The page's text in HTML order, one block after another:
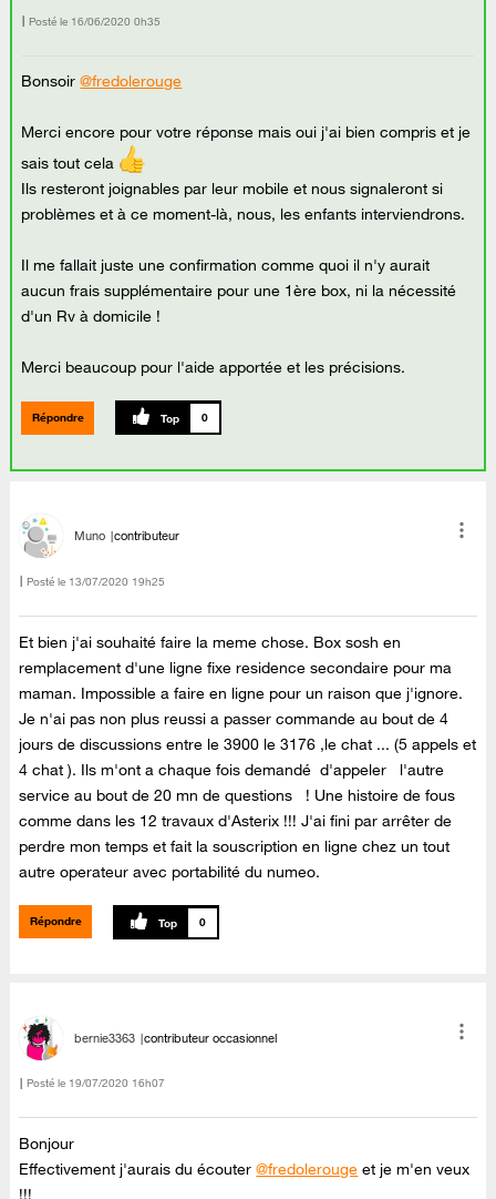
Posté le ‎16/06/2020 0h35
Bonsoir@fredolerouge
Merci encore pour votre réponse mais oui j'ai bien compris et je
sais tout cela
Ils resteront joignables par leur mobile et nous signaleront si
problèmes et à ce moment-là, nous, les enfants interviendrons.
Il me fallait juste une confirmation comme quoi il n'y aurait
aucun frais supplémentaire pour une 1ère box, ni la nécessité
d'un Rv à domicile !
Merci beaucoup pour l'aide apportée et les précisions.
Répondre 0
Muno contributeur
Posté le ‎13/07/2020 19h25
Et bien j'ai souhaité faire la meme chose. Box sosh en
remplacement d'une ligne fixe residence secondaire pour ma
maman. Impossible a faire en ligne pour un raison que j'ignore.
Je n'ai pas non plus reussi a passer commande au bout de 4
jours de discussions entre le 3900 le 3176 ,le chat ... (5 appels et
4 chat ). Ils m'ont a chaque fois demandé d'appeler l'autre
service au bout de 20 mn de questions ! Une histoire de fous
comme dans les 12 travaux d'Asterix !!! J'ai fini par arrêter de
perdre mon temps et fait la souscription en ligne chez un tout
autre operateur avec portabilité du numeo.
Répondre 0
bernie3363 contributeur occasionnel
Posté le ‎19/07/2020 16h07
Bonjour
Effectivement j'aurais du écouter@fredolerouge et je m'en veux
!!!